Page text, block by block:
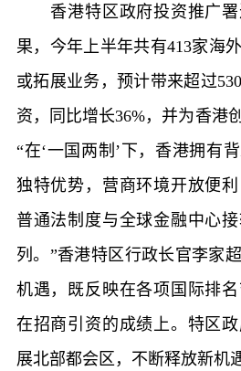
香港特区政府投资推广署
果，今年上半年共有413家海
或拓展业务，预计带来超过
资，同比增长36%，并为香港
“在‘一国两制’下，香港拥有
独特优势，营商环境开放便利
普通法制度与全球金融中心
列。”香港特区行政长官李家
机遇，既反映在各项国际排
在招商引资的成绩上。特区
展北部都会区，不断释放新机